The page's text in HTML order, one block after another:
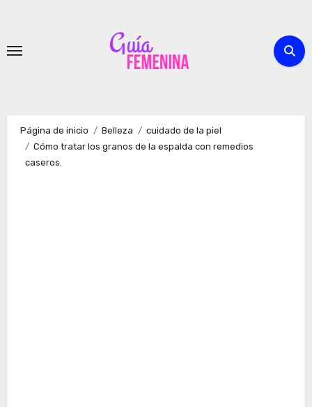
contenido
Página de inicio Belleza
cuidado de la piel
Cómo tratar los granos de la espalda con remedios
caseros.